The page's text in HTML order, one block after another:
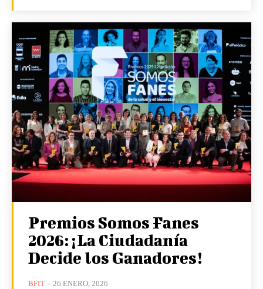
Premios Somos Fanes
2026: ¡La Ciudadanía
Decide los Ganadores!
BFIT - 26 ENERO, 2026